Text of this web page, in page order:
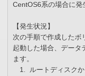
CentOS6系の場合に発
【発生状況】
次の手順で作成したボ
起動した場合、データ
ます。
1. ルートディスクか